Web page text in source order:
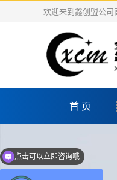
欢迎来到鑫创盟公司
首 页
点击可以立即咨询哦